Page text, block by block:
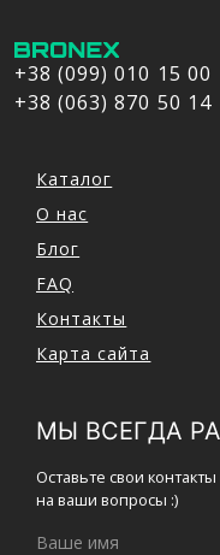
+38 (099) 010 15 00
+38 (063) 870 50 14
Каталог
О нас
Блог
FAQ
Контакты
Карта сайта
МЫ ВСЕГДА
Оставьте свои
на ваши вопросы :)
Ваше имя